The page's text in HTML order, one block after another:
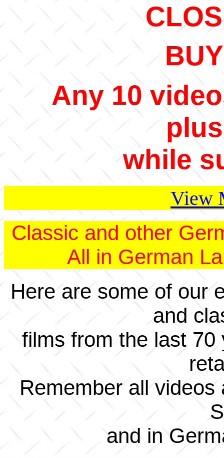
Any 10
while
View
Classic and other
All in German
Here are some of our
and
films from the last
Remember all
and in